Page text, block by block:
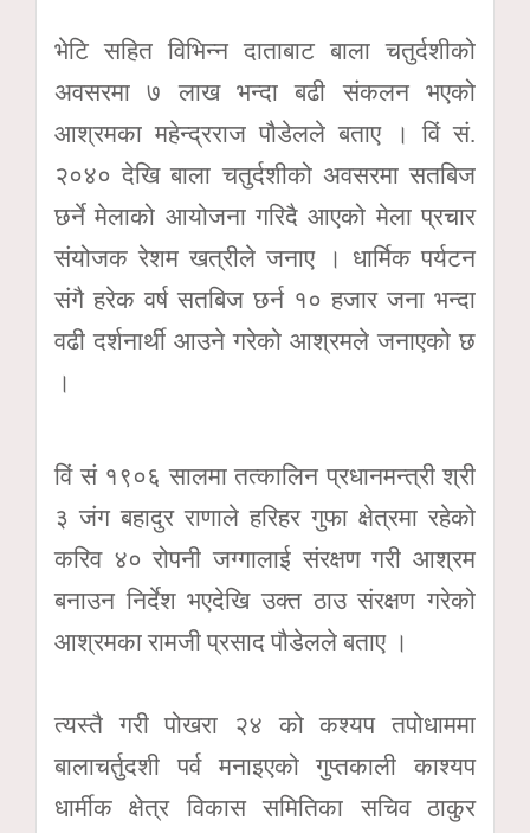
भेटि सहित विभिन्न दाताबाट बाला चतुर्दशीको
अवसरमा ७ लाख भन्दा बढी संकलन भएको
आश्रमका महेन्द्रराज पौडेलले बताए । विं सं.
२०४० देखि बाला चतुर्दशीको अवसरमा सतबिज
छर्ने मेलाको आयोजना गरिदै आएको मेला प्रचार
संयोजक रेशम खत्रीले जनाए । धार्मिक पर्यटन
संगै हरेक वर्ष सतबिज छर्न १० हजार जना भन्दा
वढी दर्शनार्थी आउने गरेको आश्रमले जनाएको छ
।
विं सं १९०६ सालमा तत्कालिन प्रधानमन्त्री श्री
३ जंग बहादुर राणाले हरिहर गुफा क्षेत्रमा रहेको
करिव ४० रोपनी जग्गालाई संरक्षण गरी आश्रम
बनाउन निर्देश भएदेखि उक्त ठाउ संरक्षण गरेको
आश्रमका रामजी प्रसाद पौडेलले बताए ।
त्यस्तै गरी पोखरा २४ को कश्यप तपोधाममा
बालाचर्तुदशी पर्व मनाइएको गुप्तकाली काश्यप
धार्मीक क्षेत्र विकास समितिका सचिव ठाकुर